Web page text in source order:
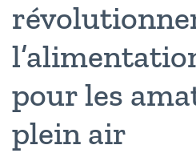
pour les
plein air